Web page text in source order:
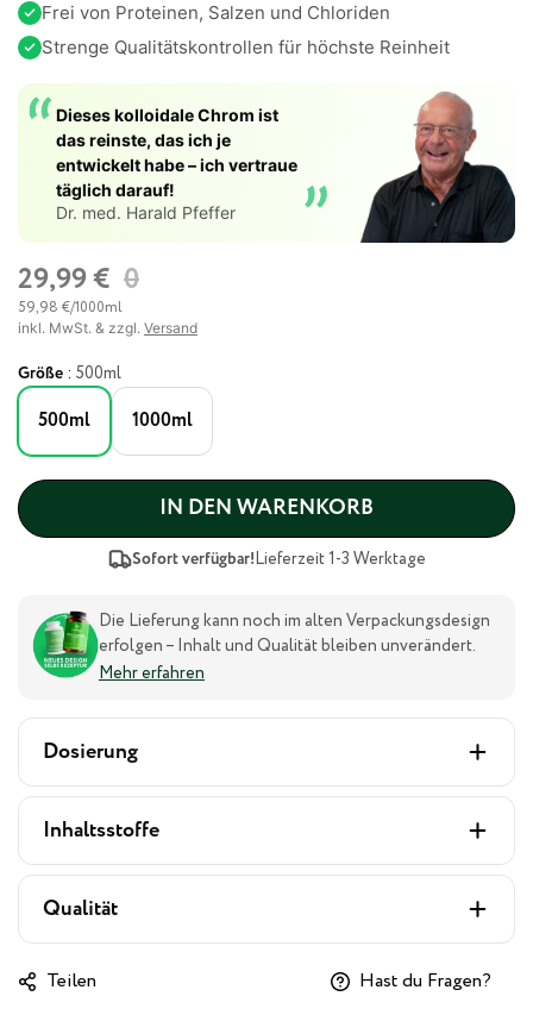
Frei von Proteinen, Salzen und Chloriden
Strenge Qualitätskontrollen für höchste Reinheit
Dieses kolloidale Chrom ist
das reinste, das ich je
entwickelt habe – ich vertraue
täglich darauf!
Dr. med. Harald Pfeffer
29,99 € 0
59,98 €/1000ml
inkl. MwSt. & zzgl. Versand
Größe : 500ml
500ml 1000ml
IN DEN WARENKORB
Sofort verfügbar!Lieferzeit 1-3 Werktage
Die Lieferung kann noch im alten Verpackungsdesign
erfolgen – Inhalt und Qualität bleiben unverändert.
Mehr erfahren
Dosierung
Inhaltsstoffe
Qualität
Teilen Hast du Fragen?